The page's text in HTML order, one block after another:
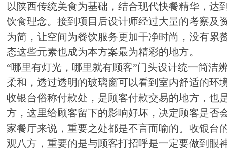
以陕西传统美食为基础，结合现代快餐精华，达
饮食理念。接到项目后设计师经过大量的考察及
为简，让空间为餐饮服务更加干净时尚，没有累
态这些元素也成为本方案最为精彩的地方。
“哪里有灯光，哪里就有顾客”门头设计统一简洁
柔和，透过透明的玻璃窗可以看到室内舒适的环
收银台俗称付款处，是顾客付款交易的地方，也
方，这里给顾客留下的影响好坏，决定顾客是否
家餐厅来说，重要之处都是不言而喻的。收银台
观八方，重要的是与顾客打招呼是一定要做到眼